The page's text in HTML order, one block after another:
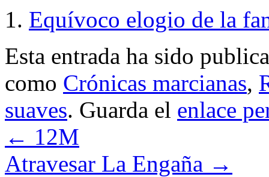
Equívoco elogio de la
Esta entrada ha sido
como Crónicas marcianas,
suaves. Guarda el enlace
← 12M
Atravesar La Engaña →